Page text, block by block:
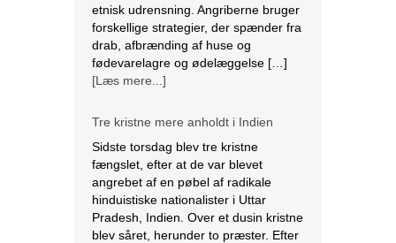
etnisk udrensning. Angriberne bruger
forskellige strategier, der spænder fra
drab, afbrænding af huse og
fødevarelagre og ødelæggelse […]
[Læs mere...]
Tre kristne mere anholdt i Indien
Sidste torsdag blev tre kristne
fængslet, efter at de var blevet
angrebet af en pøbel af radikale
hinduistiske nationalister i Uttar
Pradesh, Indien. Over et dusin kristne
blev såret, herunder to præster. Efter